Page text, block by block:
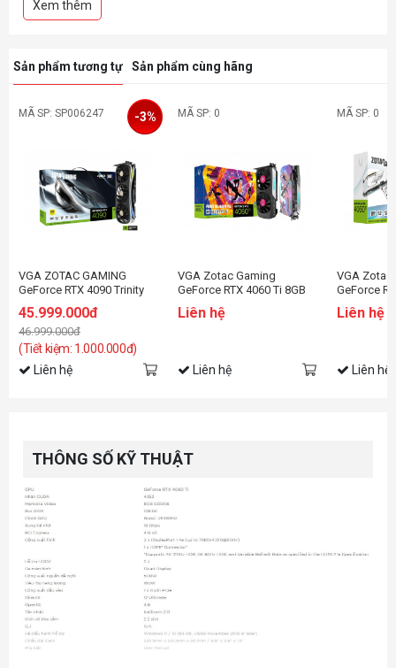
- SPECTRA RGB Lighting
Xem thêm
Sản phẩm tương tự Sản phẩm cùng hãng
MÃ SP: SP006247
VGA ZOTAC GAMING
GeForce RTX 4090 Trinity
45.999.000đ
46.999.000đ
(Tiết kiệm: 1.000.000đ)
-3%
Liên hệ
MÃ SP: 0
VGA Zotac Gaming
GeForce RTX 4060 Ti 8GB
MAN™: Across the Spider-
Liên hệ
Liên hệ
MÃ SP: 0
VGA Zotac
GeForce
Edition
Liên hệ
Liên hệ
THÔNG SỐ KỸ THUẬT